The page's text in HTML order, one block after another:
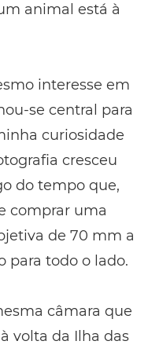
animal está à
interesse em
se central para
curiosidade
cresceu
do tempo que,
comprar uma
de 70 mm a
para todo o lado.
câmara que
volta da Ilha das